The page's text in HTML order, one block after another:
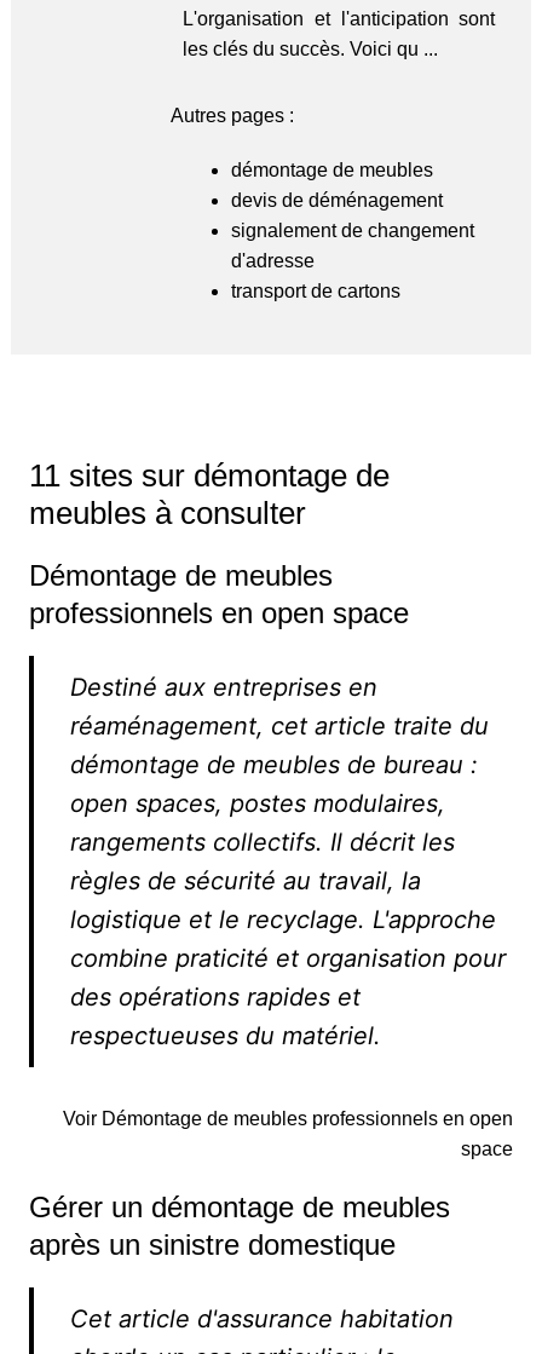
L'organisation et l'anticipation sont
les clés du succès. Voici qu ...
Autres pages :
démontage de meubles
devis de déménagement
signalement de changement
d'adresse
transport de cartons
11 sites sur démontage de
meubles à consulter
Démontage de meubles
professionnels en open space
Destiné aux entreprises en
réaménagement, cet article traite du
démontage de meubles de bureau :
open spaces, postes modulaires,
rangements collectifs. Il décrit les
règles de sécurité au travail, la
logistique et le recyclage. L'approche
combine praticité et organisation pour
des opérations rapides et
respectueuses du matériel.
Voir Démontage de meubles professionnels en open
space
Gérer un démontage de meubles
après un sinistre domestique
Cet article d'assurance habitation